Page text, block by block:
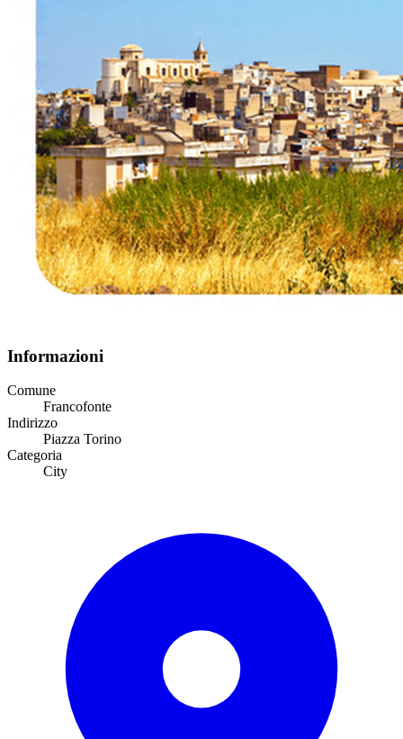
Informazioni
Comune
Francofonte
Indirizzo
Piazza Torino
Categoria
City